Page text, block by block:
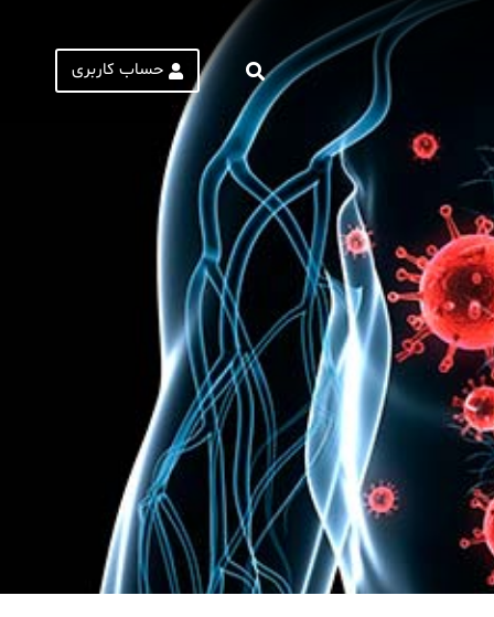
حساب کاربری